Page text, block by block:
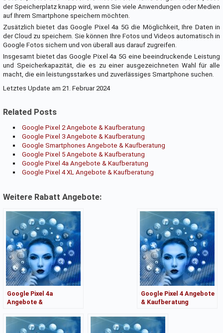
der Speicherplatz knapp wird, wenn Sie viele Anwendungen oder Medien
auf Ihrem Smartphone speichern möchten.
Zusätzlich bietet das Google Pixel 4a 5G die Möglichkeit, Ihre Daten in
der Cloud zu speichern. Sie können Ihre Fotos und Videos automatisch in
Google Fotos sichern und von überall aus darauf zugreifen.
Insgesamt bietet das Google Pixel 4a 5G eine beeindruckende Leistung
und Speicherkapazität, die es zu einer ausgezeichneten Wahl für alle
macht, die ein leistungsstarkes und zuverlässiges Smartphone suchen.
Letztes Update am 21. Februar 2024
Related Posts
Google Pixel 2 Angebote & Kaufberatung
Google Pixel 3 Angebote & Kaufberatung
Google Smartphones Angebote & Kaufberatung
Google Pixel 5 Angebote & Kaufberatung
Google Pixel 4a Angebote & Kaufberatung
Google Pixel 4 XL Angebote & Kaufberatung
Weitere Rabatt Angebote:
Google Pixel 4a
Angebote &
Google Pixel 4 Angebote
& Kaufberatung